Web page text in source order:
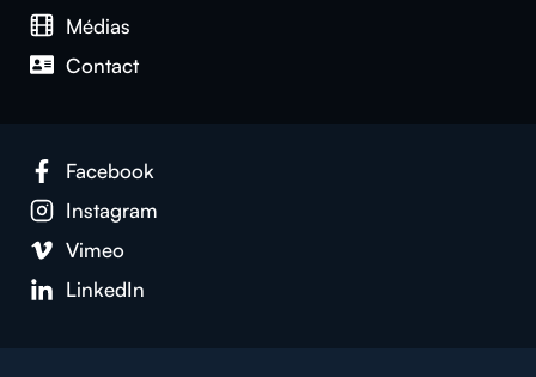
Médias
Contact
Facebook
Instagram
Vimeo
LinkedIn